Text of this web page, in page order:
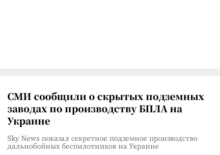
СМИ сообщили о скрытых подземных
заводах по производству БПЛА на
Украине
Sky News показал секретное подземное производство
дальнобойных беспилотников на Украине